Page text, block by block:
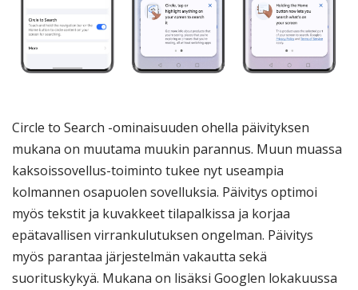
Circle to Search -ominaisuuden ohella päivityksen
mukana on muutama muukin parannus. Muun muassa
kaksoissovellus-toiminto tukee nyt useampia
kolmannen osapuolen sovelluksia. Päivitys optimoi
myös tekstit ja kuvakkeet tilapalkissa ja korjaa
epätavallisen virrankulutuksen ongelman. Päivitys
myös parantaa järjestelmän vakautta sekä
suorituskykyä. Mukana on lisäksi Googlen lokakuussa